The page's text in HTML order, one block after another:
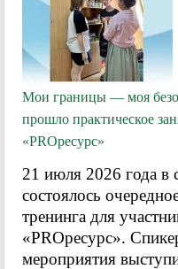
Мои границы — моя
прошло практическое
«PROресурс»
21 июля 2026 года в
состоялось
тренинга для
«PROресурс».
мероприятия